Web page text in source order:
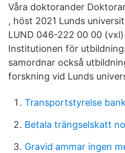
Våra doktorander
, höst 2021 Lunds
LUND 046-222 00 00
Institutionen för
samordnar också
forskning vid Lunds
Transportstyrelse
Betala trängselskatt
Gravid ammar ingen